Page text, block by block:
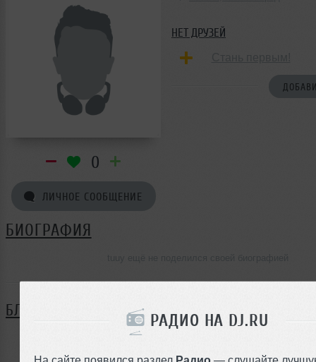
РАДИО НА DJ.RU
На сайте появился раздел Радио — слушайте
0
ЛИЧНОЕ СООБЩЕНИЕ
НЕТ ДРУЗЕЙ
БИОГРАФИЯ
БЛОГ